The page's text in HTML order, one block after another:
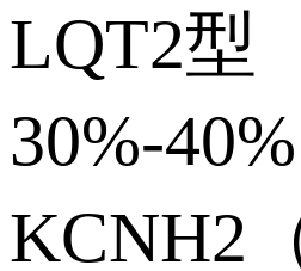
LQT2型
30%-
KCNH2